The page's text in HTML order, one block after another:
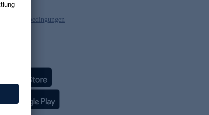
Gutscheinbedingungen